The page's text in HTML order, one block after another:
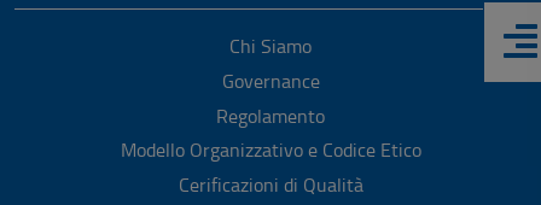
Chi Siamo
Governance
Regolamento
Modello Organizzativo e Codice Etico
Cerificazioni di Qualità